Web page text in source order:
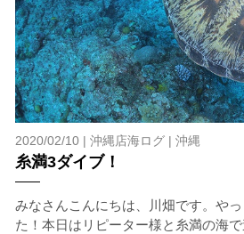
2020/02/10 | 沖縄店海ログ| 沖縄
糸満3ダイブ！
みなさんこんにちは、川畑です。や
た！本日はリピーター様と糸満の海